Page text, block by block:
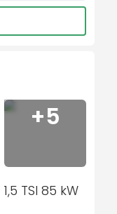
+5
1,5 TSI 85 kW